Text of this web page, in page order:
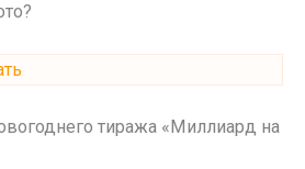
тиража «Миллиард на